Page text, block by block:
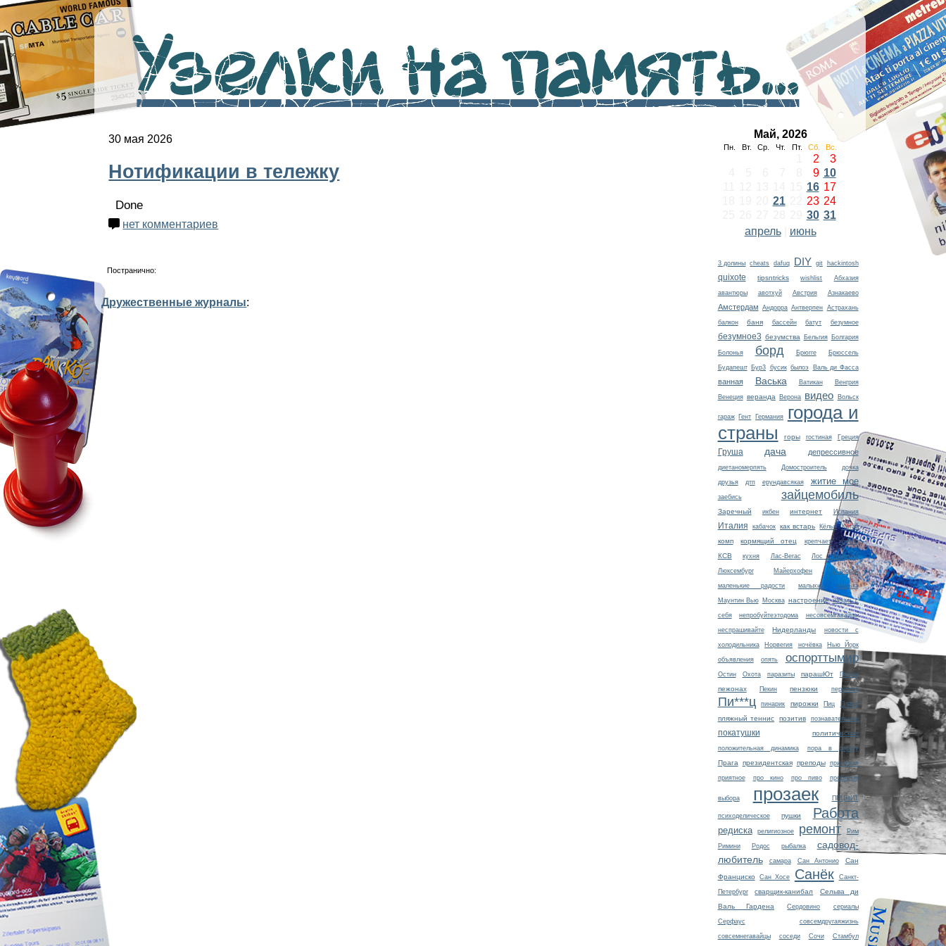
Узелки на память...
Май, 2026
Пн. Вт. Ср. Чт. Пт. Сб. Вс.
2
3
9 10
16 17
21 23 24
30 31
апрель| июнь
3 долины cheats dafuq DIY git hackintosh
quixote tipsntricks wishlist Абхазия
авантюры авотхуй Австрия Азнакаево
Амстердам Андорра Антверпен Астрахань
балкон баня бассейн батут безумное
безумное3 безумства Бельгия Болгария
Болонья борд Брюгге Брюссель
Будапешт Бур3 бусик былоэ Валь ди Фасса
ванная Васька Ватикан Венгрия
Венеция веранда Верона видео Вольск
гараж Гент Германия
города и
страны
горы гостиная Греция
Груша дача депрессивное
диетаномерпять Домостроитель дочка
друзья дтп ерундавсякая житие мое
заебись зайцемобиль
Заречный икбен интернет Испания
Италия кабачок как встарь Кёльн Китай
комп кормящий отец крепчает крутец
КСВ кухня Лас-Вегас Лос Анжелес
Люксембург Майерхофен Майорка
маленькие радости малыхин маська
Маунтин Вью Москва настроение начать с
себя непробуйтеэтодома несовсемгавайцы
неспрашивайте Нидерланды новости с
холодильника Норвегия ночёвка Нью Йорк
объявления опять оспорттымир
Остин Охота паразиты парашЮт Париж
пежонах Пекин пензюки перепост
Пи***ц пинарик пирожки Пиц Плано
пляжный теннис позитив познавательное
покатушки политическое
положительная динамика пора в дорогу
Прага президентская преподы прихожая
приятное про кино про пиво проблема
выбора прозаек ПРЦНИТ
психоделическое пушки Работа
редиска религиозное ремонт Рим
Римини Родос рыбалка
садовод-
любитель
самара Сан Антонио Сан
Франциско Сан Хосе Санёк Санкт-
Петербург сварщик-канибал
Сельва ди
Валь Гардена
Сердовино сериалы
Серфаус совсемдругаяжизнь
совсемнегавайцы соседи Сочи Стамбул
30 мая 2026
Нотификации в тележку
Done
нет комментариев
Постранично:
Дружественные журналы: